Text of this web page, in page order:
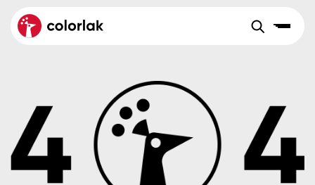
Velkoobchod Sortiment
Aktuality
Reference
O společnosti
Dřevo
Colorlak Dekor
Colorlak Profi